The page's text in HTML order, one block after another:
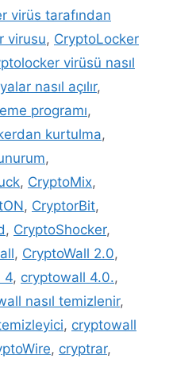
virüs tarafından
virusu, CryptoLocker
virüsü nasıl
nasıl açılır,
programı,
kurtulma,
,
, CryptoMix,
, CryptorBit,
, CryptoShocker,
, CryptoWall 2.0,
4, cryptowall 4.0.,
nasıl temizlenir,
, cryptowall
, cryptrar,